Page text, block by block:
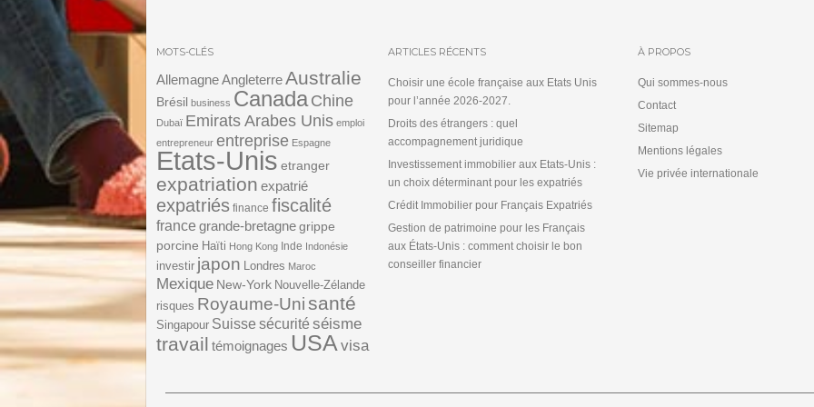
MOTS-CLÉS
AllemagneAngleterreAustralie
Brésil business CanadaChine
Dubaï Emirats Arabes Unis emploi
entrepreneur entreprise Espagne
Etats-Unis etranger
expatriation expatrié
expatriés finance fiscalité
france grande-bretagnegrippe
porcine Haïti Hong Kong Inde Indonésie
investir japon Londres Maroc
Mexique New-York Nouvelle-Zélande
risques Royaume-Unisanté
Singapour Suisse sécurité séisme
travail témoignages USA visa
ARTICLES RÉCENTS
Choisir une école française aux Etats Unis
pour l’année 2026-2027.
Droits des étrangers : quel
accompagnement juridique
Investissement immobilier aux Etats-Unis :
un choix déterminant pour les expatriés
Crédit Immobilier pour Français Expatriés
Gestion de patrimoine pour les Français
aux États-Unis : comment choisir le bon
conseiller financier
À PROPOS
Qui sommes-nous
Contact
Sitemap
Mentions légales
Vie privée internationale